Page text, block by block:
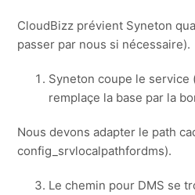
Afficher plus
CloudBizz prévient Syneton
passer par nous si nécessaire).
Syneton coupe le service
remplaçe la base par la
Nous devons adapter le path
config_srvlocalpathfordms).
Le chemin pour DMS se